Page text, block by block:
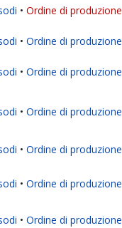
Ordine di produzione
Ordine di produzione
Ordine di produzione
Ordine di produzione
Ordine di produzione
Ordine di produzione
Ordine di produzione